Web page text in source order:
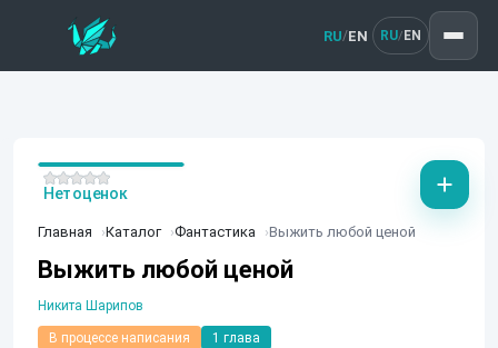
RU/EN RU/ EN
Главная Каталог Фантастика Выжить любой ценой
Выжить любой ценой
Никита Шарипов
В процессе написания 1 глава
Нет оценок